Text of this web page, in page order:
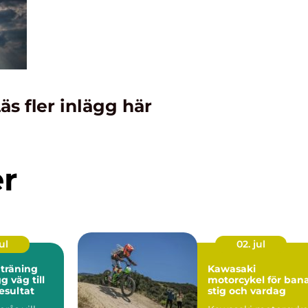
fler inlägg här
02. jul
Kawasaki
motorcykel för
stig och vardag